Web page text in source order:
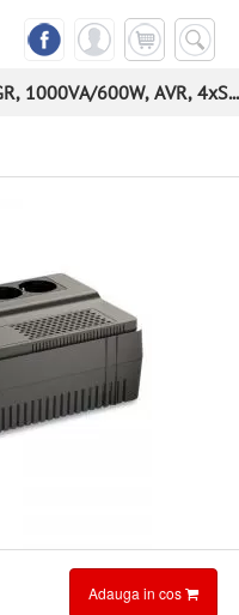
1000VA/600W, AVR, 4xS...
Adauga in cos